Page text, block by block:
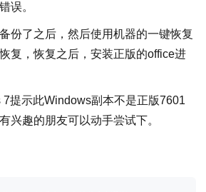
误。
份了之后，然后使用机器的一键恢复
复，恢复之后，安装正版的office进
7提示此Windows副本不是正版7601
兴趣的朋友可以动手尝试下。